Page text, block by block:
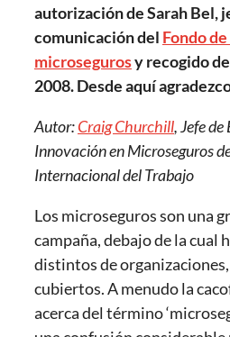
autorización de Sarah Bel,
comunicación del Fondo
microsegurosy recogido
2008. Desde aquí
Autor:Craig Churchill, Jefe de
Innovación en Microseguros
Internacional del Trabajo
Los microseguros son una
campaña, debajo de la cual
distintos de
cubiertos. A menudo la
acerca del término